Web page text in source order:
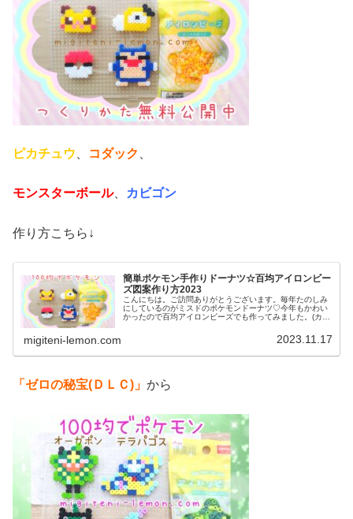
ピカチュウ コダック
モンスターボール、 カビゴン
作り方こちら↓
簡単ポケモン手作りドーナツ☆百均アイロンビー
ズ図案作り方2023
こんにちは。ご訪問ありがとうございます。毎年たのしみ
にしているのがミスドのポケモンドーナツ♡今年もかわい
かったので百均アイロンビーズでも作ってみました。(カビ
migiteni-lemon.com 2023.11.17
「ゼロの秘宝(ＤＬＣ)」 から